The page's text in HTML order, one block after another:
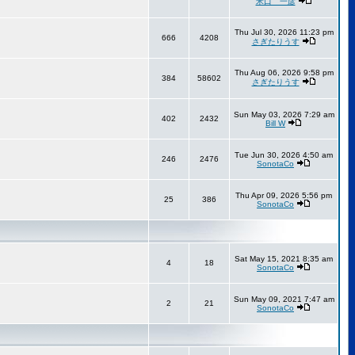
666 4208
Thu Jul 30, 2026 11:23 pm
さぎたりうす
384 58602
Thu Aug 06, 2026 9:58 pm
さぎたりうす
402 2432
Sun May 03, 2026 7:29 am
Bill W
246 2476
Tue Jun 30, 2026 4:50 am
SonotaCo
25 386
Thu Apr 09, 2026 5:56 pm
SonotaCo
4 18
Sat May 15, 2021 8:35 am
SonotaCo
2 21
Sun May 09, 2021 7:47 am
SonotaCo